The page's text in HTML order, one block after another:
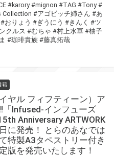
#karory #mignon #TAG #Tony #
Collection #アゴビッチ姉さん #あ
#おりょう #ぎうにう #きんく #ツ
クルス #むちゃ #村上水軍 #柚子
#珈琲貴族 #藤真拓哉
籍
ヤル フィフティーン）ア
「Infused-インフューズ
Anniversary ARTWORK
に発売！ とらのあなでは
特製A3タペストリー付き
版を発売いたします！